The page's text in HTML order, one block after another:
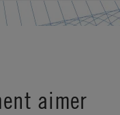
aimer